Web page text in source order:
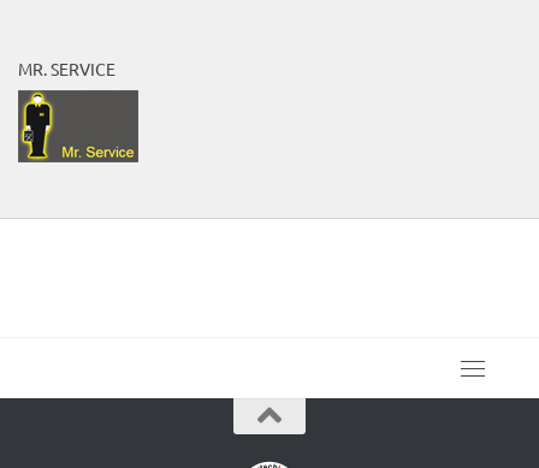
MR. SERVICE